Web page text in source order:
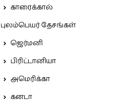
காரைக்கால்
புலம்பெயர் தேசங்கள்
ஜெர்மனி
பிரிட்டானியா
அமெரிக்கா
கனடா